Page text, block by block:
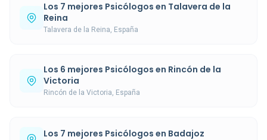
Los 7 mejores Psicólogos en Talavera de la
Reina
Talavera de la Reina, España
Los 6 mejores Psicólogos en Rincón de la
Victoria
Rincón de la Victoria, España
Los 7 mejores Psicólogos en Badajoz